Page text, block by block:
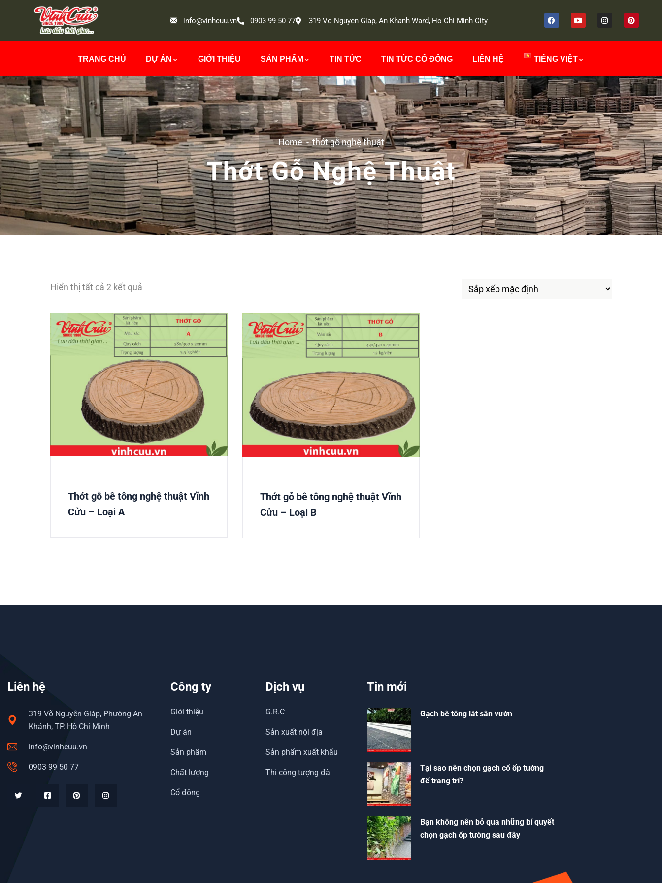
info@vinhcuu.vn 0903 99 50 77 319 Vo Nguyen Giap, An Khanh Ward, Ho Chi Minh City
TRANG CHỦ DỰ ÁN GIỚI THIỆU SẢN PHẨM TIN TỨC TIN TỨC CỔ ĐÔNG LIÊN HỆ TIẾNG VIỆT
Home thớt gỗ nghệ thuật
Thớt Gỗ Nghệ Thuật
Hiển thị tất cả 2 kết quả
Thớt gỗ bê tông nghệ thuật Vĩnh
Cửu – Loại A
Thớt gỗ bê tông nghệ thuật Vĩnh
Cửu – Loại B
Liên hệ
319 Võ Nguyên Giáp, Phường An
Khánh, TP. Hồ Chí Minh
info@vinhcuu.vn
0903 99 50 77
Công ty
Giới thiệu
Dự án
Sản phẩm
Chất lượng
Cổ đông
Dịch vụ
G.R.C
Sản xuất nội địa
Sản phẩm xuất khẩu
Thi công tượng đài
Tin mới
Gạch bê tông lát sân vườn
Tại sao nên chọn gạch cổ ốp tường
để trang trí?
Bạn không nên bỏ qua những bí quyết
chọn gạch ốp tường sau đây